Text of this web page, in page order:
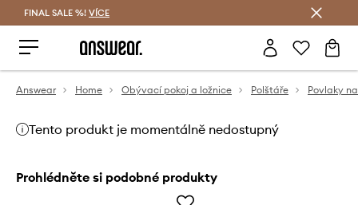
FINAL SALE %! VÍCE
Answear Home Obývací pokoj a ložnice Polštáře Povlaky
Tento produkt je momentálně nedostupný
Prohlédněte si podobné produkty